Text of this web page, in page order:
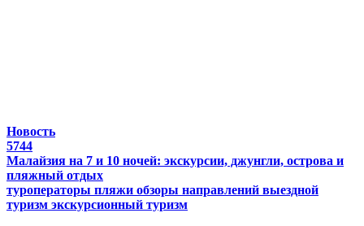
Новость
5744
Малайзия на 7 и 10 ночей: экскурсии, джунгли, острова и
пляжный отдых
туроператоры пляжи обзоры направлений выездной
туризм экскурсионный туризм